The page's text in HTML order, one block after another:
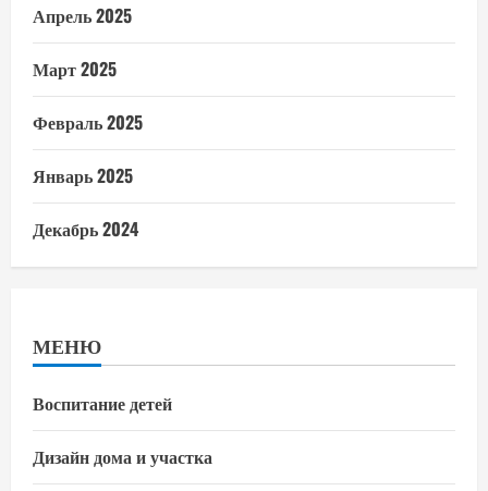
Апрель 2025
Март 2025
Февраль 2025
Январь 2025
Декабрь 2024
МЕНЮ
Воспитание детей
Дизайн дома и участка